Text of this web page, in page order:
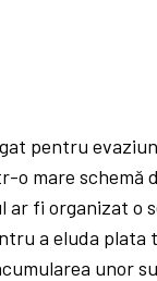
pentru
o mare
fi organizat o
a eluda plata
unor